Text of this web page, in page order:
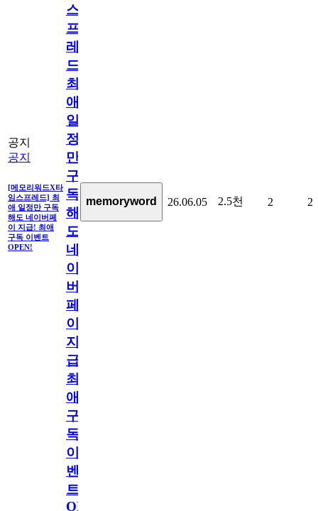
공지
공지
[메모리워드X타
임스프레드] 최
애 일정만 구독
해도 네이버페
이 지급! 최애
구독 이벤트
OPEN!
스
프
레
드]
최
애
일
정
만
구
독
해
도
네
이
버
페
이
지
급!
최
애
구
독
이
벤
트
OPEN!
memoryword 26.06.05 2.5천 2 2